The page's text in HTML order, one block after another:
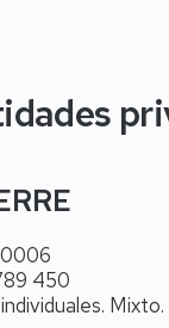
450
Mixto.